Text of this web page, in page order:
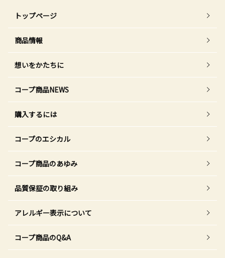
トップページ
商品情報
想いをかたちに
コープ商品NEWS
購入するには
コープのエシカル
コープ商品のあゆみ
品質保証の取り組み
アレルギー表示について
コープ商品のQ&A